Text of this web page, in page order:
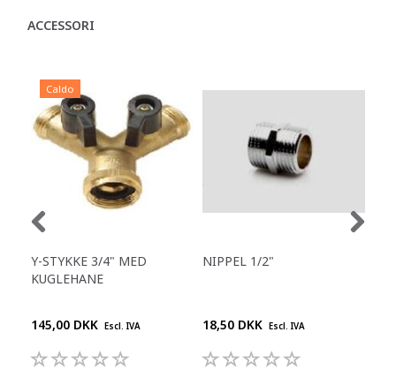
ACCESSORI
Caldo
Y-STYKKE 3/4" MED
KUGLEHANE
145,00 DKK Escl. IVA
NIPPEL 1/2"
18,50 DKK Escl. IVA